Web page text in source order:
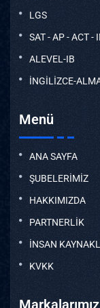
LGS
SAT - AP - ACT -
ALEVEL-IB
İNGİLİZCE-
Menü
ANA SAYFA
ŞUBELERİMİZ
HAKKIMIZDA
PARTNERLİK
İNSAN
KVKK
Markalarımız